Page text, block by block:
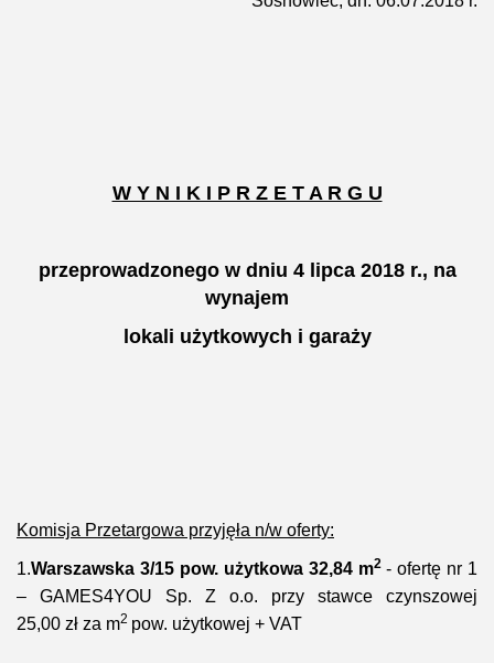
W Y N I K I P R Z E T A R G U
przeprowadzonego w dniu 4 lipca 2018 r., na
wynajem
lokali użytkowych i garaży
Komisja Przetargowa przyjęła n/w oferty:
1.Warszawska 3/15 pow. użytkowa 32,84 m2 - ofertę nr 1
– GAMES4YOU Sp. Z o.o. przy stawce czynszowej
25,00 zł za m2 pow. użytkowej + VAT